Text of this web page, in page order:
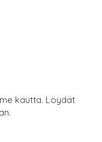
kautta. Löydät